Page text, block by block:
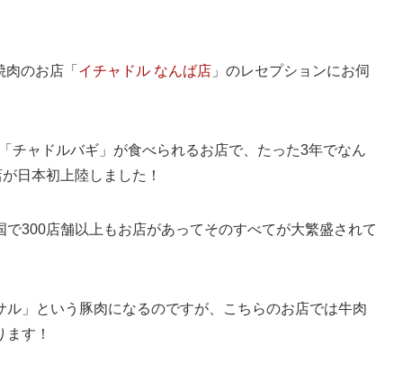
のお店「 イチャドル なんば店 」のレセプションにお伺
チャドルバギ」が食べられるお店で、たった3年でなん
日本初上陸しました！
300店舗以上もお店があってそのすべてが大繁盛されて
」という豚肉になるのですが、こちらのお店では牛肉
す！